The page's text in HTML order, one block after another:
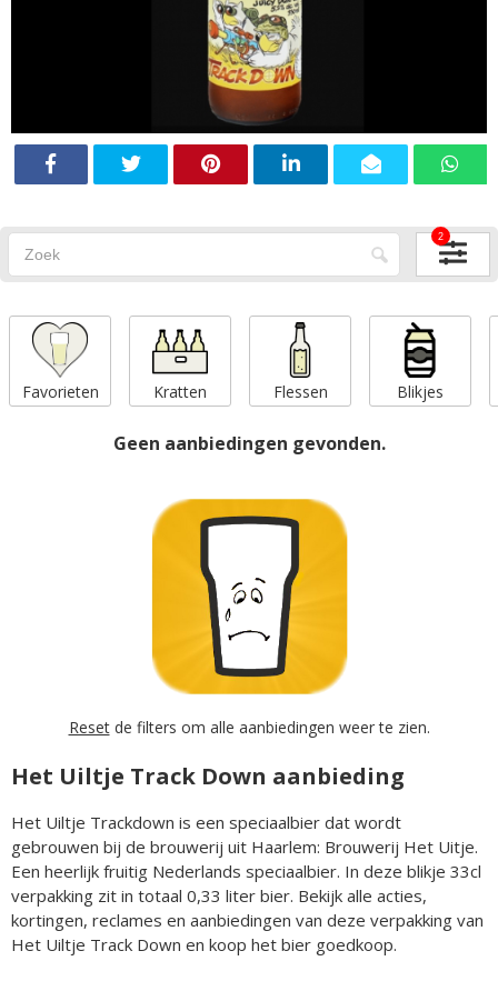
2
Favorieten Kratten Flessen Blikjes
Geen aanbiedingen gevonden.
Resetde filters om alle aanbiedingen weer te zien.
Het Uiltje Track Down aanbieding
Het Uiltje Trackdown is een speciaalbier dat wordt
gebrouwen bij de brouwerij uit Haarlem: Brouwerij Het Uitje.
Een heerlijk fruitig Nederlands speciaalbier. In deze blikje 33cl
verpakking zit in totaal 0,33 liter bier. Bekijk alle acties,
kortingen, reclames en aanbiedingen van deze verpakking van
Het Uiltje Track Down en koop het bier goedkoop.